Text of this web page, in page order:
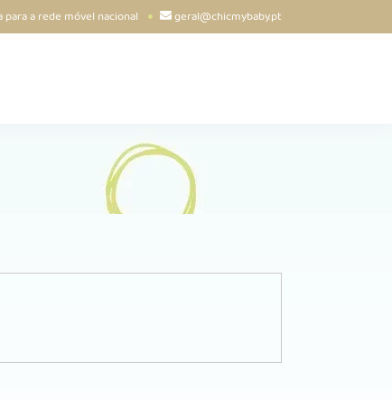
para a rede móvel nacional geral@chicmybaby.pt